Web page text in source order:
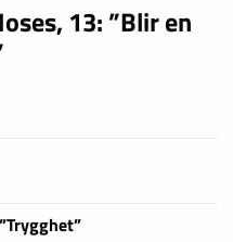
13: ”Blir en